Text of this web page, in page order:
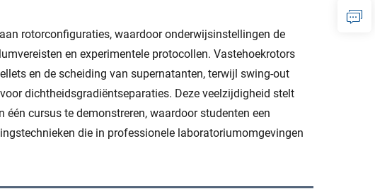
rotorconfiguraties, waardoor onderwijsinstellingen de
en experimentele protocollen. Vastehoekrotors
en de scheiding van supernatanten, terwijl swing-out
dichtheidsgradiëntseparaties. Deze veelzijdigheid stelt
cursus te demonstreren, waardoor studenten een
die in professionele laboratoriumomgevingen